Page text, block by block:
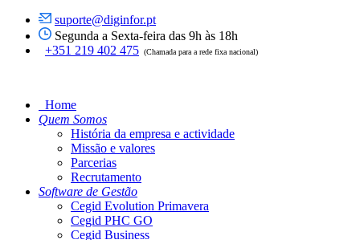
suporte@diginfor.pt
Segunda a Sexta-feira das 9h às 18h
+351 219 402 475 (Chamada para a rede fixa nacional)
Home
Quem Somos
História da empresa e actividade
Missão e valores
Parcerias
Recrutamento
Software de Gestão
Cegid Evolution Primavera
Cegid PHC GO
Cegid Business